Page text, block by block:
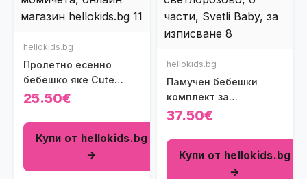
hellokids.bg
Пролетно есенно
бебешко яке Cute
Baby Mickey в цвят
25.50€
Купи от hellokids.bg
→
hellokids.bg
Памучен бебешки
комплект за
изписване Bambi &
37.50€
Купи от hellokids.bg
→